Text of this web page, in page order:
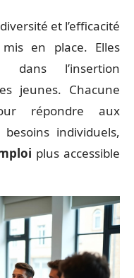
et l’efficacité
en place. Elles
l’insertion
jeunes. Chacune
répondre aux
individuels,
plus accessible